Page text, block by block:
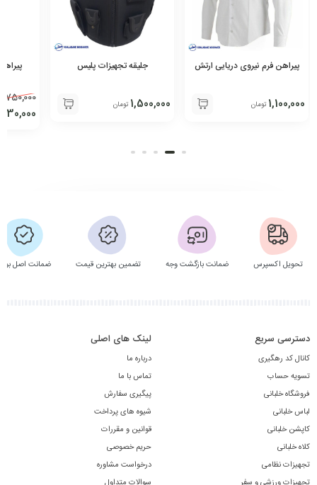
پیراهن فرم نیروی دریایی ارتش
1,100,000 تومان
جلیقه تجهیزات پلیس
1,500,000 تومان 750,000
تحویل اکسپرس ضمانت بازگشت وجه تضمین بهترین قیمت ضمانت اصل
دسترسی سریع
کانال کد رهگیری
تسویه حساب
فروشگاه خلبانی
لباس خلبانی
کاپشن خلبانی
کلاه خلبانی
تجهیزات نظامی
لینک های اصلی
درباره ما
تماس با ما
پیگیری سفارش
شیوه های پرداخت
قوانین و مقررات
حریم خصوصی
درخواست مشاوره